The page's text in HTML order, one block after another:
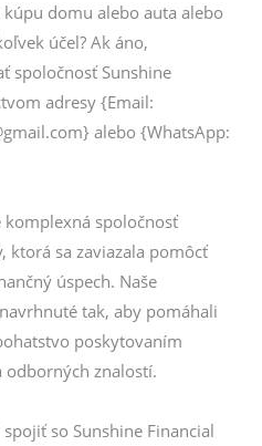
domu alebo auta alebo
účel? Ak áno,
spoločnosť Sunshine
adresy {Email:
alebo {WhatsApp:
komplexná spoločnosť
ktorá sa zaviazala pomôcť
úspech. Naše
tak, aby pomáhali
poskytovaním
odborných znalostí.
so Sunshine Financial